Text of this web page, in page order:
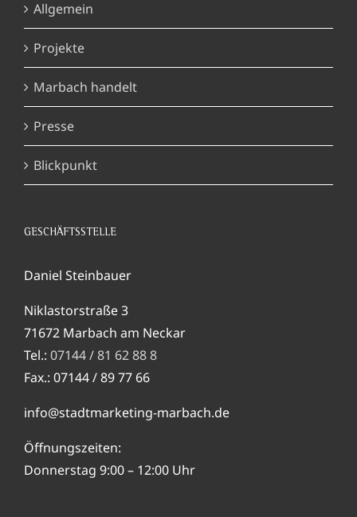
Allgemein
Projekte
Marbach handelt
Presse
Blickpunkt
GESCHÄFTSSTELLE
Daniel Steinbauer
Niklastorstraße 3
71672 Marbach am Neckar
Tel.: 07144 / 81 62 88 8
Fax.: 07144 / 89 77 66
info@stadtmarketing-marbach.de
Öffnungszeiten:
Donnerstag 9:00 – 12:00 Uhr